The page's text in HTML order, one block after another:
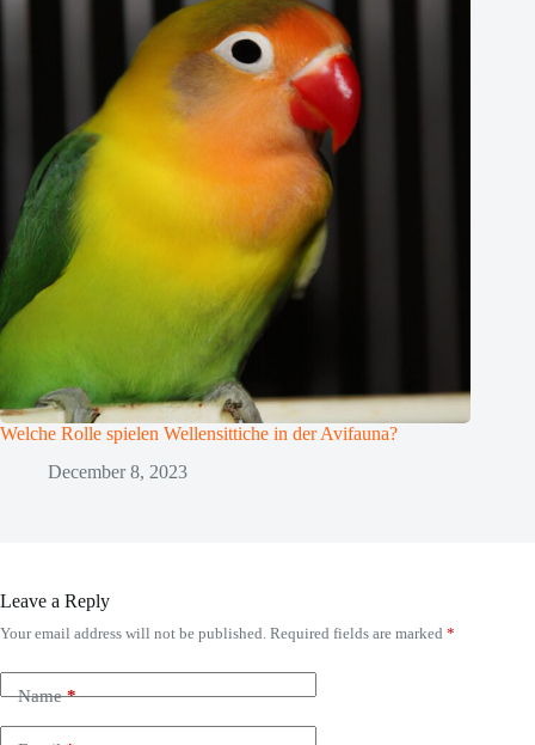
Welche Rolle spielen Wellensittiche in der Avifauna?
December 8, 2023
Leave a Reply
Your email address will not be published. Required fields are marked *
Name*